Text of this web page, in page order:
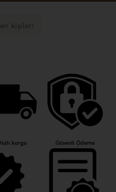
kişiler!
kargo Güvenli Ödeme